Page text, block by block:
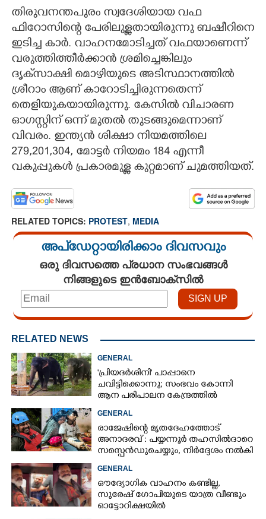
തിരുവനന്തപുരം സ്വദേശിയായ വഫ
ഫിറോസിന്റെ പേരിലുള്ളതായിരുന്നു ബഷീറിനെ
ഇടിച്ച കാർ. വാഹനമോടിച്ചത് വഫയാണെന്ന്
വരുത്തിത്തീർക്കാൻ ശ്രമിച്ചെങ്കിലും
ദൃക്‌സാക്ഷി മൊഴിയുടെ അടിസ്ഥാനത്തിൽ
ശ്രീറാം ആണ് കാറോടിച്ചിരുന്നതെന്ന്
തെളിയുകയായിരുന്നു. കേസിൽ വിചാരണ
ഓഗസ്റ്റിന് ഒന്ന് മുതൽ തുടങ്ങുമെന്നാണ്
വിവരം. ഇന്ത്യൻ ശിക്ഷാ നിയമത്തിലെ
279,201,304, മോട്ടർ നിയമം 184 എന്നീ
വകുപ്പുകൾ പ്രകാരമുള്ള കുറ്റമാണ് ചുമത്തിയത്.
RELATED TOPICS: PROTEST, MEDIA
അപ്ഡേറ്റായിരിക്കാം ദിവസവും
ഒരു ദിവസത്തെ പ്രധാന സംഭവങ്ങൾ
നിങ്ങളുടെ ഇൻബോക്സിൽ
RELATED NEWS
GENERAL
'പ്രിയദർശിനി' പാപ്പാനെ
ചവിട്ടിക്കൊന്നു; സംഭവം കോന്നി
ആന പരിപാലന കേന്ദ്രത്തിൽ
GENERAL
രാജേഷിന്റെ മൃതദേഹത്തോട്
അനാദരവ് : പയ്യന്നൂർ തഹസിൽദാറെ
സസ്പെൻഡുചെയ്യും, നിർദ്ദേശം നൽകി
GENERAL
ഔദ്യോഗിക വാഹനം കണ്ടില്ല,
സുരേഷ് ഗോപിയുടെ യാത്ര വീണ്ടും
ഓട്ടോറിക്ഷയിൽ